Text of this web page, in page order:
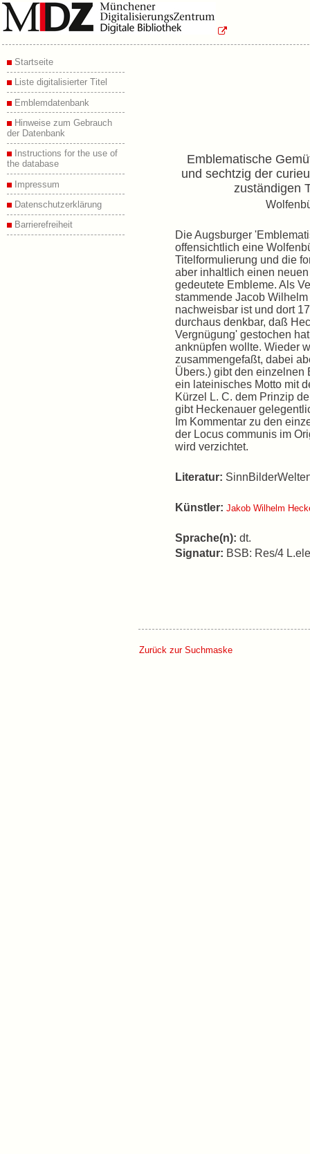
Startseite
Liste digitalisierter Titel
Emblemdatenbank
Hinweise zum Gebrauch
der Datenbank
Instructions for the use of
the database
Impressum
Datenschutzerklärung
Barrierefreiheit
Emblematische
und sechtzig der
zuständigen
Die Augsburger
offensichtlich eine
Titelformulierung und die
aber inhaltlich einen
gedeutete Embleme. Als
stammende Jacob
nachweisbar ist und dort
durchaus denkbar, daß
Vergnügung' gestochen
anknüpfen wollte. Wieder
zusammengefaßt, dabei
Übers.) gibt den
ein lateinisches Motto mit
Kürzel L. C. dem Prinzip
gibt Heckenauer
Im Kommentar zu den
der Locus communis im
wird verzichtet.
Literatur:
Künstler: Jakob Wilhelm
Sprache(n): dt.
Signatur: BSB: Res/4
Zurück zur Suchmaske